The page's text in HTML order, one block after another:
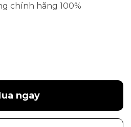
chính hãng 100%
ngay